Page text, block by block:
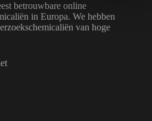
betrouwbare online
in Europa. We hebben
van hoge